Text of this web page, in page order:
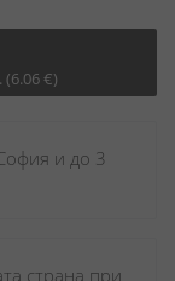
€)
и до 3
страна при